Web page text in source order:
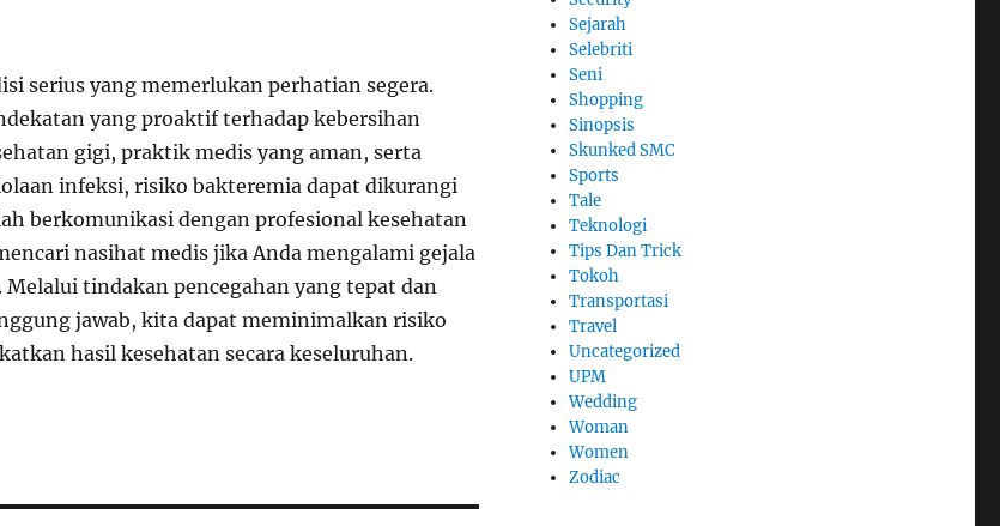
serius yang memerlukan perhatian segera.
yang proaktif terhadap kebersihan
gigi, praktik medis yang aman, serta
infeksi, risiko bakteremia dapat dikurangi
berkomunikasi dengan profesional kesehatan
nasihat medis jika Anda mengalami gejala
tindakan pencegahan yang tepat dan
jawab, kita dapat meminimalkan risiko
hasil kesehatan secara keseluruhan.
Sejarah
Selebriti
Seni
Shopping
Sinopsis
Skunked SMC
Sports
Tale
Teknologi
Tips Dan Trick
Tokoh
Transportasi
Travel
Uncategorized
UPM
Wedding
Woman
Women
Zodiac